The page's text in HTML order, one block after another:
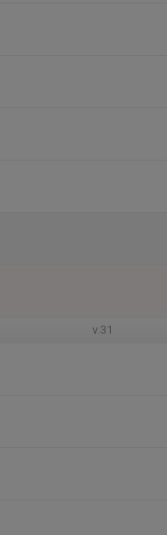
v.31